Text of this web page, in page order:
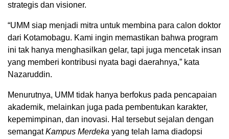
strategis dan visioner.
“UMM siap menjadi mitra untuk membina para calon doktor
dari Kotamobagu. Kami ingin memastikan bahwa program
ini tak hanya menghasilkan gelar, tapi juga mencetak insan
yang memberi kontribusi nyata bagi daerahnya,” kata
Nazaruddin.
Menurutnya, UMM tidak hanya berfokus pada pencapaian
akademik, melainkan juga pada pembentukan karakter,
kepemimpinan, dan inovasi. Hal tersebut sejalan dengan
semangatKampus Merdeka yang telah lama diadopsi